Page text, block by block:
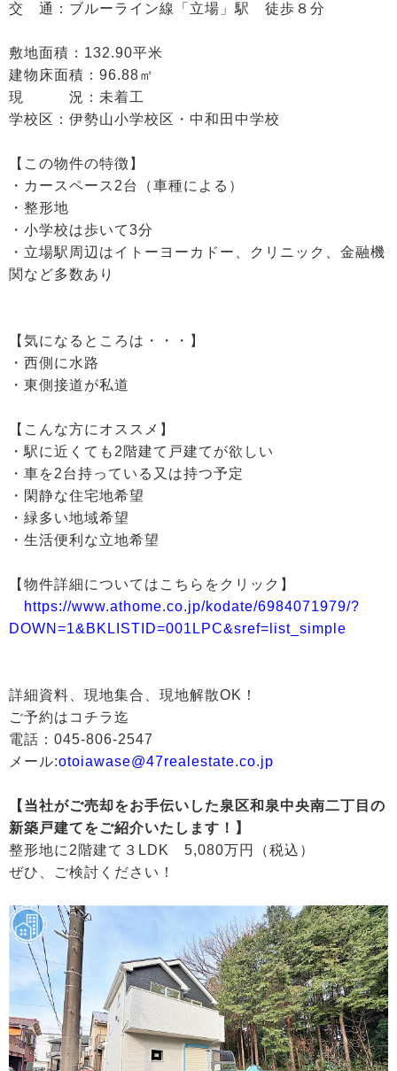
交 通：ブルーライン線「立場」駅 徒歩８分
敷地面積：132.90平米
建物床面積：96.88㎡
現 況：未着工
学校区：伊勢山小学校区・中和田中学校
【この物件の特徴】
・カースペース2台（車種による）
・整形地
・小学校は歩いて3分
・立場駅周辺はイトーヨーカドー、クリニック、金融機
関など多数あり
【気になるところは・・・】
・西側に水路
・東側接道が私道
【こんな方にオススメ】
・駅に近くても2階建て戸建てが欲しい
・車を2台持っている又は持つ予定
・閑静な住宅地希望
・緑多い地域希望
・生活便利な立地希望
【物件詳細についてはこちらをクリック】
https://www.athome.co.jp/kodate/6984071979/?
DOWN=1&BKLISTID=001LPC&sref=list_simple
詳細資料、現地集合、現地解散OK！
ご予約はコチラ迄
電話：045-806-2547
メール:otoiawase@47realestate.co.jp
【当社がご売却をお手伝いした泉区和泉中央南二丁目の
新築戸建てをご紹介いたします！】
整形地に2階建て３LDK 5,080万円（税込）
ぜひ、ご検討ください！